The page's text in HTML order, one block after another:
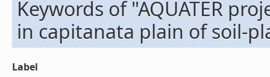
Keywords of "AQUATER
in capitanata plain of soil-
Label